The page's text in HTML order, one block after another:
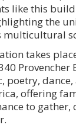
like this
the
multicultural
takes
Provencher
poetry,
offering
to gather,